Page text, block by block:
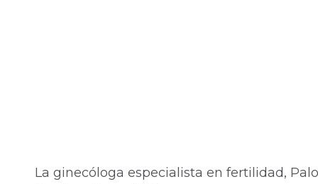
La ginecóloga especialista en fertilidad,